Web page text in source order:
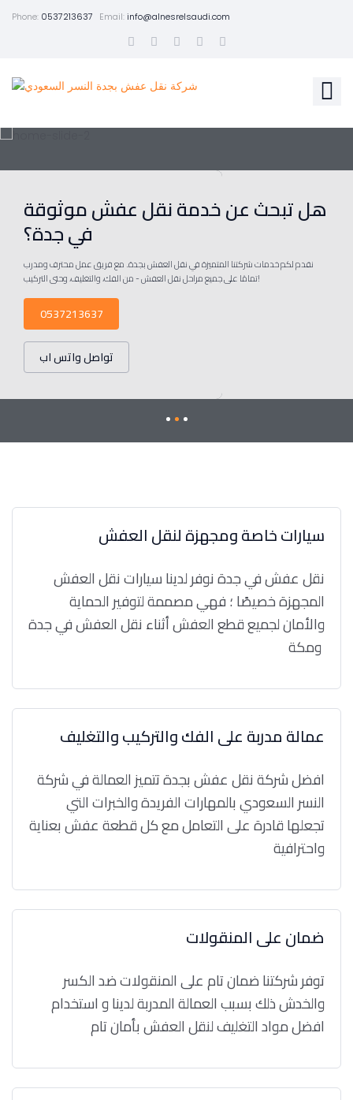
Phone: 0537213637 Email:info@alnesrelsaudi.com
هل تبحث عن خدمة نقل عفش موثوقة
في جدة؟
نقدم لكم خدمات شركتنا المتميزة في نقل العفش بجدة. مع فريق عمل محترف ومدرب
تمامًا على جميع مراحل نقل العفش - من الفك، والتغليف، وحتى التركيب!
0537213637
تواصل واتس اب
سيارات خاصة ومجهزة لنقل العفش
نقل عفش في جدة نوفر لدينا سيارات نقل العفش
المجهزة خصيصًا ؛ فهي مصممة لتوفير الحماية
والأمان لجميع قطع العفش أثناء نقل العفش في جدة
عمالة مدربة على الفك والتركيب والتغليف
افضل شركة نقل عفش بجدة تتميز العمالة في شركة
النسر السعودي بالمهارات الفريدة والخبرات التي
تجعلها قادرة على التعامل مع كل قطعة عفش بعناية
واحترافية
ضمان على المنقولات
توفر شركتنا ضمان تام على المنقولات ضد الكسر
والخدش ذلك بسبب العمالة المدربة لدينا و استخدام
افضل مواد التغليف لنقل العفش بأمان تام